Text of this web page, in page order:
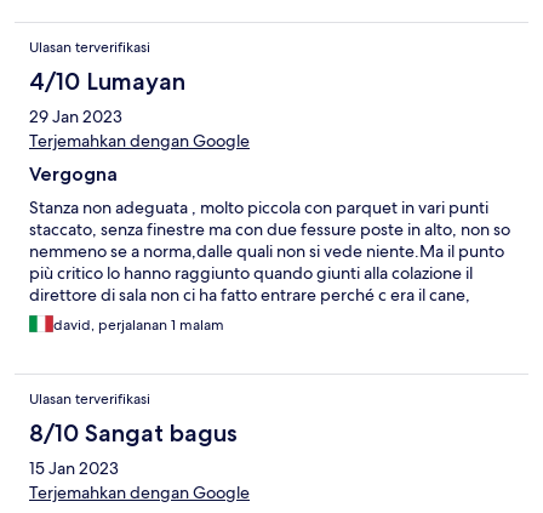
Ulasan terverifikasi
4/10 Lumayan
29 Jan 2023
Terjemahkan dengan Google
Vergogna
Stanza non adeguata , molto piccola con parquet in vari punti
staccato, senza finestre ma con due fessure poste in alto, non so
nemmeno se a norma,dalle quali non si vede niente.Ma il punto
più critico lo hanno raggiunto quando giunti alla colazione il
direttore di sala non ci ha fatto entrare perché c era il cane,
abbiamo dovuto mangiare su due divani brutti posti davanti all
ascensore senza tavolo chiaramente ,tenendo le pietanze in
molta calma sono andato a parlare con il direttore manifestando
il dissenso.situazione molto vergognosa, e il direttore non si
scusava nemmeno, solo la mia calma ha mantenuto la cosa nel
decente
david, perjalanan 1 malam
Ulasan terverifikasi
8/10 Sangat bagus
15 Jan 2023
Terjemahkan dengan Google